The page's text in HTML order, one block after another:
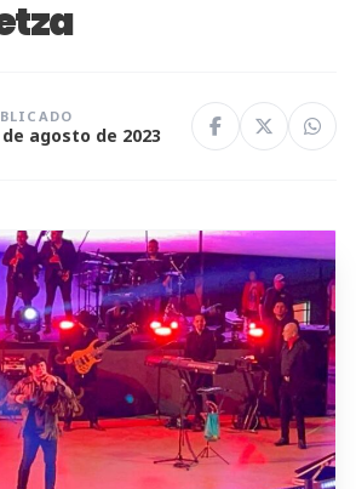
de agosto de 2023